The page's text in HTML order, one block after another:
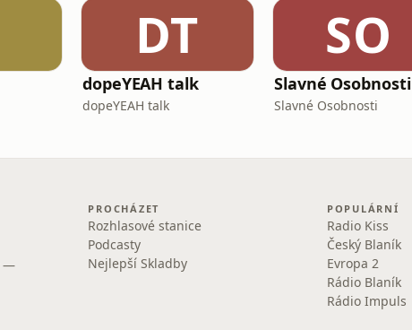
DT
dopeYEAH talk
dopeYEAH talk
SO
Slavné Osobnosti
Slavné Osobnosti
—
PROCHÁZET
Rozhlasové stanice
Podcasty
Nejlepší Skladby
POPULÁRNÍ
Radio Kiss
Český Blaník
Evropa 2
Rádio Blaník
Rádio Impuls